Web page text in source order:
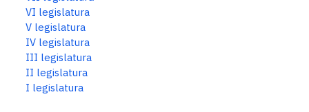
VI legislatura
V legislatura
IV legislatura
III legislatura
II legislatura
I legislatura